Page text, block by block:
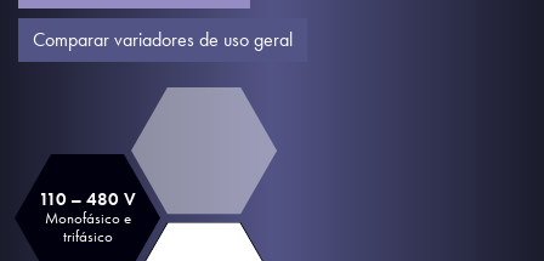
Comparar variadores de uso geral
110 – 480 V
Monofásico e
trifásico